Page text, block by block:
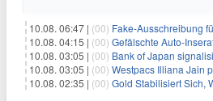
10.08. 06:47 | (00) Fake-Ausschreibung für
10.08. 04:15 | (00) Gefälschte Auto-
10.08. 03:05 | (00) Bank of Japan signalisiert potenzielle
10.08. 03:05 | (00) Westpacs Illiana Jain prognostiziert, dass die Fed
10.08. 02:35 | (00) Gold Stabilisiert Sich, Während